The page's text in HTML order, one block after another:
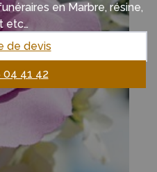
en Marbre, résine,
etc…
de devis
04 41 42